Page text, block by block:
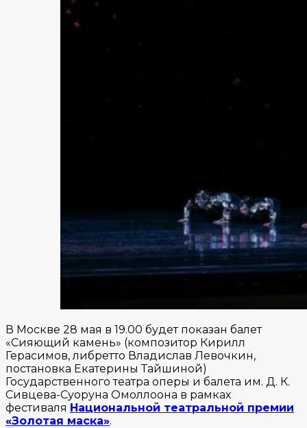
В Москве 28 мая в 19.00 будет показан балет
«Сияющий камень» (композитор Кирилл
Герасимов, либретто Владислав Левочкин,
постановка Екатерины Тайшиной)
Государственного театра оперы и балета им. Д. К.
Сивцева-Суоруна Омоллоона в рамках
фестиваля Национальной театральной премии
«Золотая маска».